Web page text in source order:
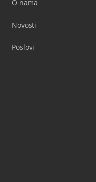
O nama
Novosti
Poslovi